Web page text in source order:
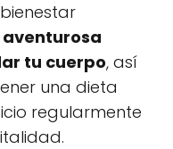
tu cuerpo, así
una dieta
regularmente